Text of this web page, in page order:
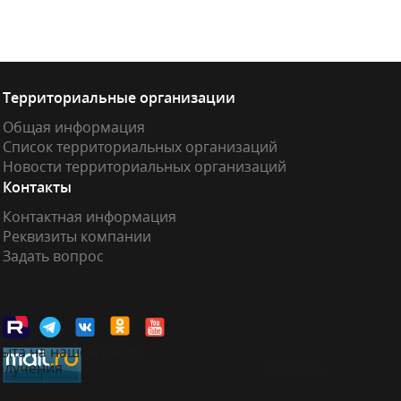
Территориальные организации
Общая информация
Список территориальных организаций
Новости территориальных организаций
Контакты
Контактная информация
Реквизиты компании
Задать вопрос
на нашем сайте.